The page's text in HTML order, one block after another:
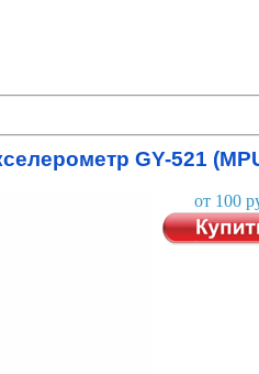
GY-521
от 100